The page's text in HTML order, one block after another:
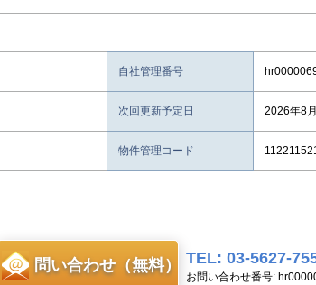
自社管理番号
次回更新予定日 2026年8
物件管理コード
問い合わせ（無料） TEL: 03-5627-
お問い合わせ番号: